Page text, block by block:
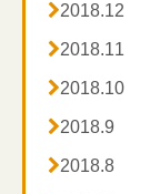
2018.12
2018.11
2018.10
2018.9
2018.8